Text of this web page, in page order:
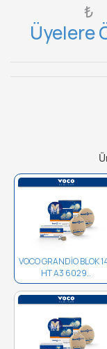
₺
Üyelere
VOCO GRANDİO BLOK
HT A3 6029..